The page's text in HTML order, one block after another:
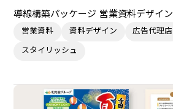
導線構築パッケージ 営業資料デザイン
営業資料 資料デザイン 広告代理店
スタイリッシュ